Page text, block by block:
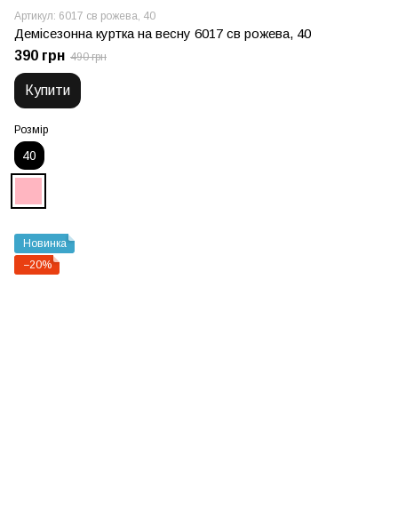
Артикул: 6017 св рожева, 40
Демісезонна куртка на весну 6017 св рожева, 40
390 грн 490 грн
Купити
Розмір
40
Новинка
−20%